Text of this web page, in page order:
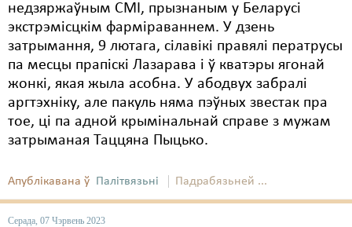
недзяржаўным СМІ, прызнаным у Беларусі
экстрэмісцкім фарміраваннем. У дзень
затрымання, 9 лютага, сілавікі правялі ператрусы
па месцы прапіскі Лазарава і ў кватэры ягонай
жонкі, якая жыла асобна. У абодвух забралі
аргтэхніку, але пакуль няма пэўных звестак пра
тое, ці па адной крымінальнай справе з мужам
затрыманая Таццяна Пыцько.
Апублікавана ў Палітвязьні Падрабязьней ...
Серада, 07 Чэрвень 2023